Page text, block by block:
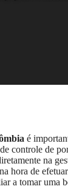
é
controle de
na
hora de
a tomar